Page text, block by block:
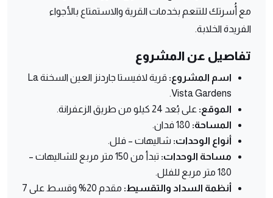
مع أُسرتك للتنعم بخدمات القرية والاستمتاع بالأجواء
الفريدة الخلابة.
تفاصيل عن المشروع
اسم المشروع:
قرية لافيستا جاردنز العين السخنة La
Vista Gardens
.
الموقع: على بُعد 24 كيلو من طريق الزعفرانة.
المساحة: 180 فدان.
أنواع الوحدات: شاليهات – فلل.
مساحة الوحدات:
تبدأ من 150 متر مربع للشاليهات –
180 متر مربع للفلل.
أنظمة السداد والتقسيط:
مقدم 20% وقسط على 7